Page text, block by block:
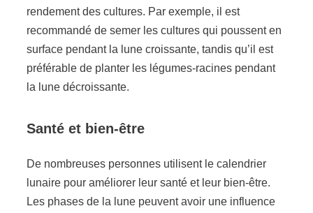
rendement des cultures. Par exemple, il est
recommandé de semer les cultures qui poussent en
surface pendant la lune croissante, tandis qu’il est
préférable de planter les légumes-racines pendant
la lune décroissante.
Santé et bien-être
De nombreuses personnes utilisent le calendrier
lunaire pour améliorer leur santé et leur bien-être.
Les phases de la lune peuvent avoir une influence